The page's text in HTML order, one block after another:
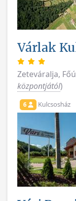
Várlak
Zeteváralja,
központjától)
6 Kulcsosház